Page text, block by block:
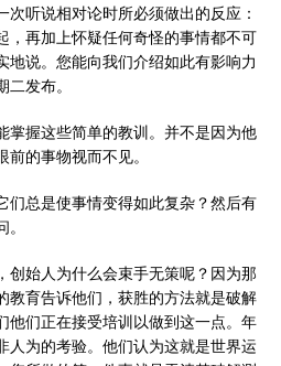
听说相对论时所必须做出的反应：
，再加上怀疑任何奇怪的事情都不可
地说。您能向我们介绍如此有影响力
发布。
掌握这些简单的教训。并不是因为他
的事物视而不见。
们总是使事情变得如此复杂？然后有
创始人为什么会束手无策呢？因为那
教育告诉他们，获胜的方法就是破解
他们正在接受培训以做到这一点。年
人为的考验。他们认为这就是世界运